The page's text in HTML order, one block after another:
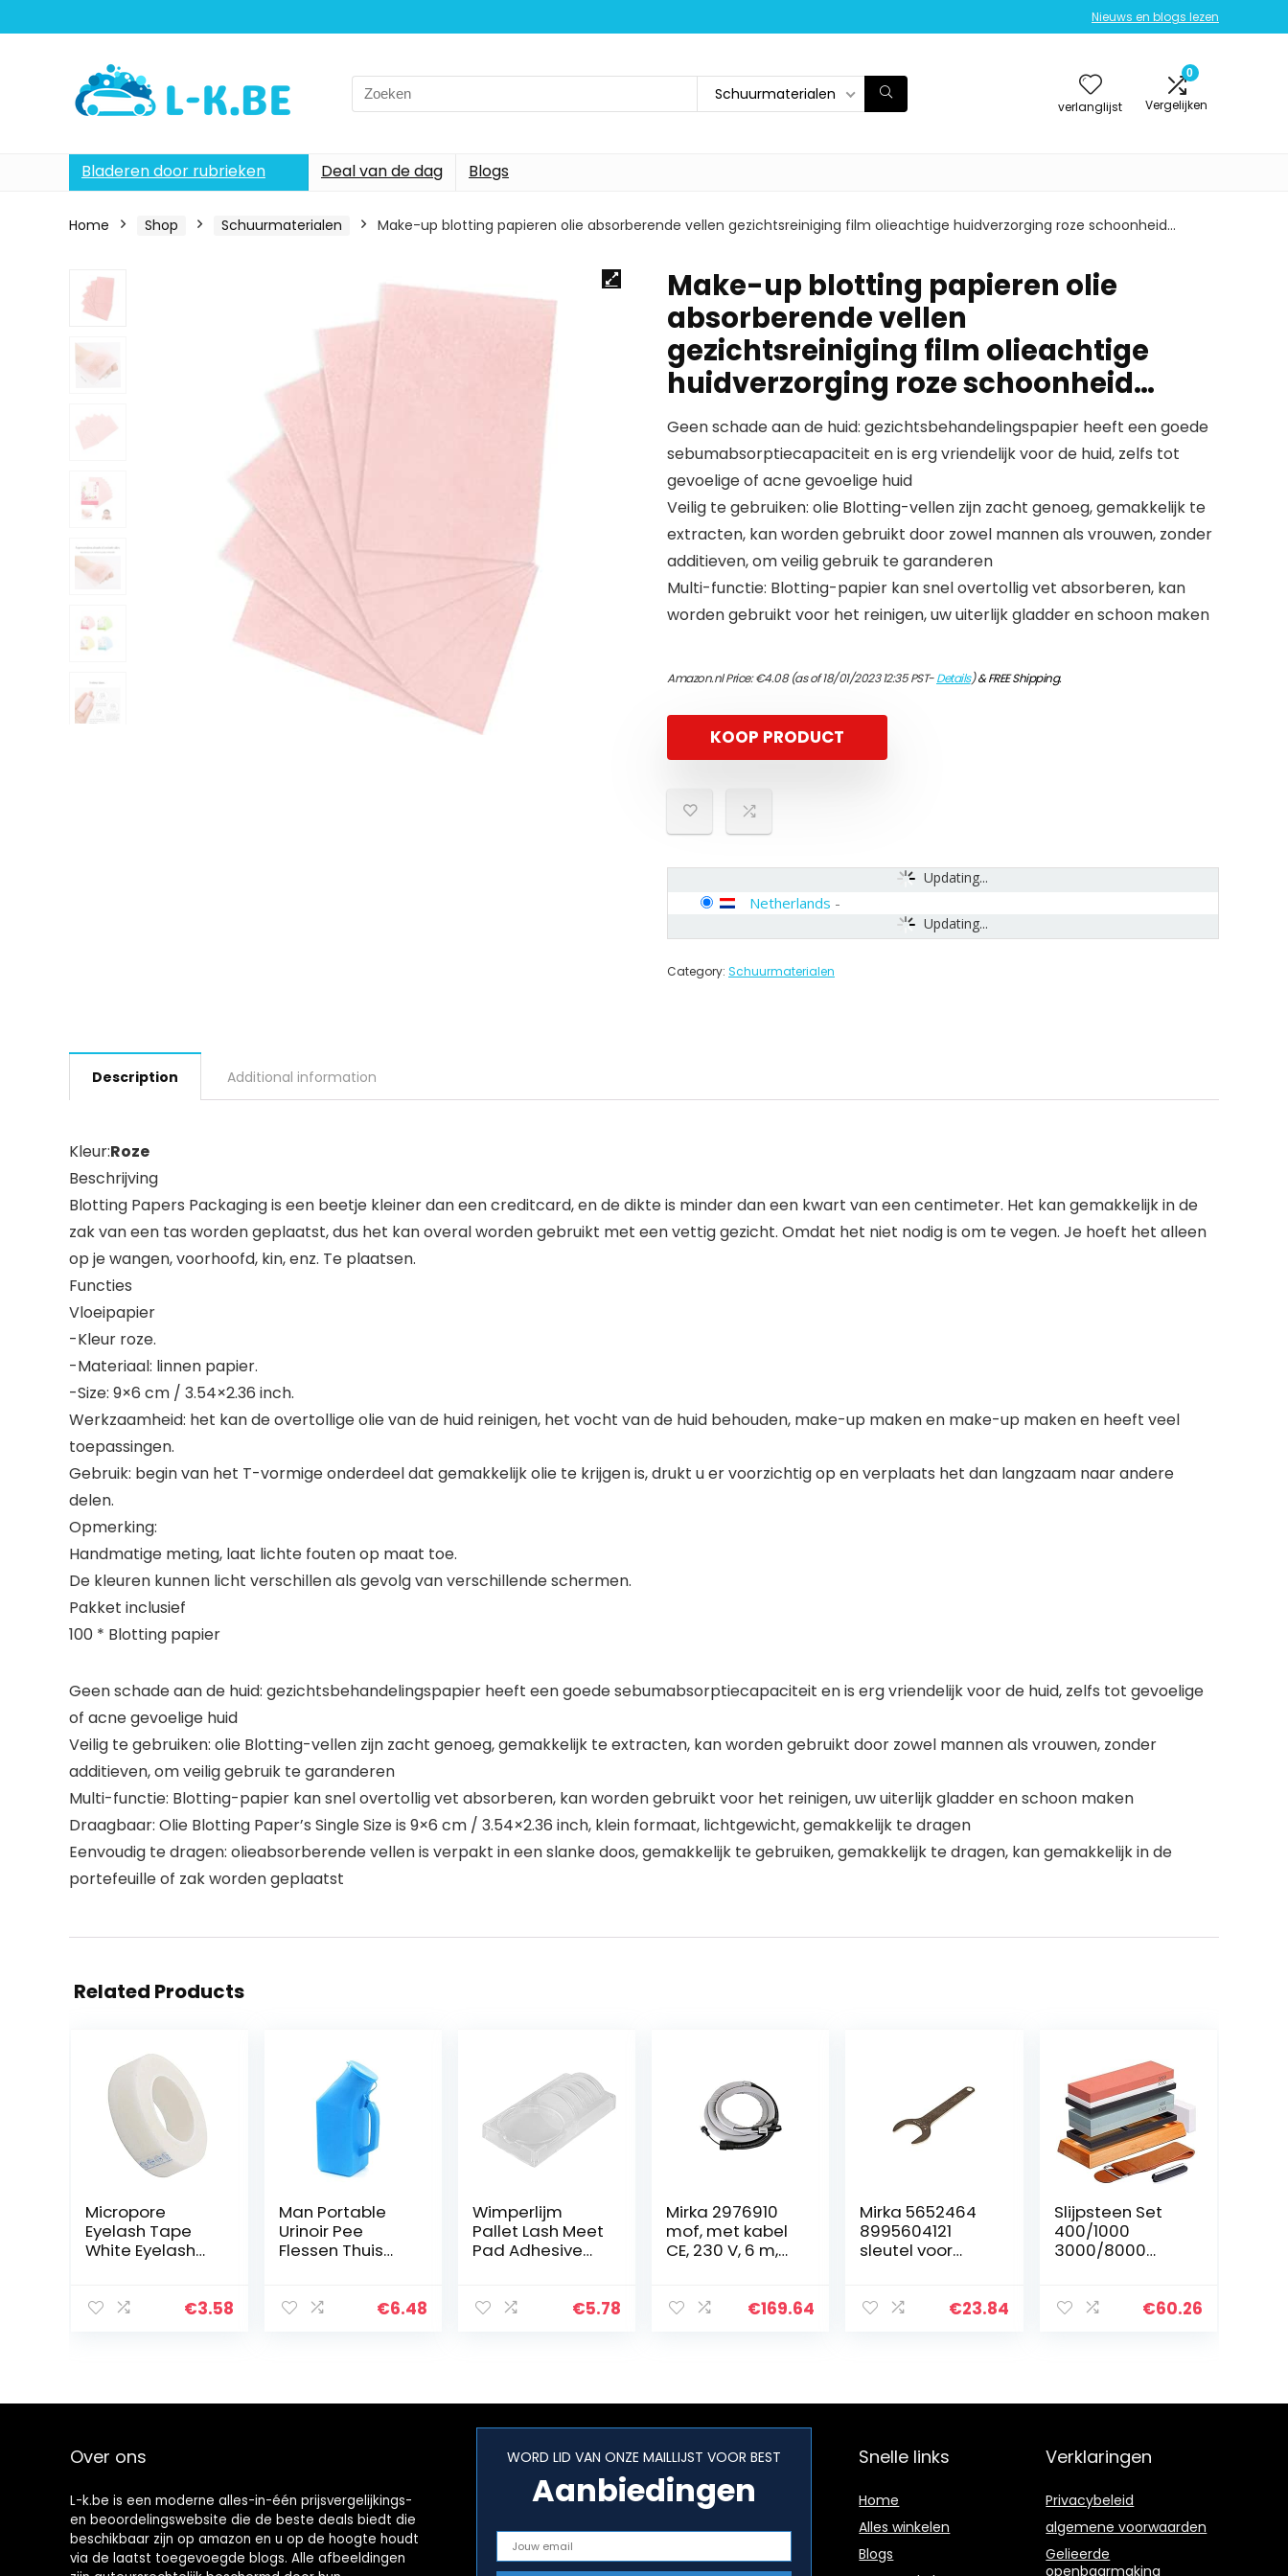
Nieuws en blogs lezen
Search
for:
Schuurmaterialen
verlanglijst
0
Vergelijken
Bladeren door rubrieken Deal van de dag Blogs
Home Shop Schuurmaterialen Make-up blotting papieren olie absorberende vellen gezichtsreiniging film olieachtige huidverzorging roze schoonheid…
Make-up blotting papieren olie
absorberende vellen
gezichtsreiniging film olieachtige
huidverzorging roze schoonheid…
Geen schade aan de huid: gezichtsbehandelingspapier heeft een goede
sebumabsorptiecapaciteit en is erg vriendelijk voor de huid, zelfs tot
gevoelige of acne gevoelige huid
Veilig te gebruiken: olie Blotting-vellen zijn zacht genoeg, gemakkelijk te
extracten, kan worden gebruikt door zowel mannen als vrouwen, zonder
additieven, om veilig gebruik te garanderen
Multi-functie: Blotting-papier kan snel overtollig vet absorberen, kan
worden gebruikt voor het reinigen, uw uiterlijk gladder en schoon maken
Amazon.nl Price:€4.08(as of 18/01/2023 12:35 PST-Details)&FREE Shipping.
KOOP PRODUCT
Updating...
Updating...
Netherlands -
Category: Schuurmaterialen
Description Additional information
Kleur:Roze
Beschrijving
Blotting Papers Packaging is een beetje kleiner dan een creditcard, en de dikte is minder dan een kwart van een centimeter. Het kan gemakkelijk in de
zak van een tas worden geplaatst, dus het kan overal worden gebruikt met een vettig gezicht. Omdat het niet nodig is om te vegen. Je hoeft het alleen
op je wangen, voorhoofd, kin, enz. Te plaatsen.
Functies
Vloeipapier
-Kleur roze.
-Materiaal: linnen papier.
-Size: 9×6 cm / 3.54×2.36 inch.
Werkzaamheid: het kan de overtollige olie van de huid reinigen, het vocht van de huid behouden, make-up maken en make-up maken en heeft veel
toepassingen.
Gebruik: begin van het T-vormige onderdeel dat gemakkelijk olie te krijgen is, drukt u er voorzichtig op en verplaats het dan langzaam naar andere
delen.
Opmerking:
Handmatige meting, laat lichte fouten op maat toe.
De kleuren kunnen licht verschillen als gevolg van verschillende schermen.
Pakket inclusief
100 * Blotting papier
Geen schade aan de huid: gezichtsbehandelingspapier heeft een goede sebumabsorptiecapaciteit en is erg vriendelijk voor de huid, zelfs tot gevoelige
of acne gevoelige huid
Veilig te gebruiken: olie Blotting-vellen zijn zacht genoeg, gemakkelijk te extracten, kan worden gebruikt door zowel mannen als vrouwen, zonder
additieven, om veilig gebruik te garanderen
Multi-functie: Blotting-papier kan snel overtollig vet absorberen, kan worden gebruikt voor het reinigen, uw uiterlijk gladder en schoon maken
Draagbaar: Olie Blotting Paper’s Single Size is 9×6 cm / 3.54×2.36 inch, klein formaat, lichtgewicht, gemakkelijk te dragen
Eenvoudig te dragen: olieabsorberende vellen is verpakt in een slanke doos, gemakkelijk te gebruiken, gemakkelijk te dragen, kan gemakkelijk in de
portefeuille of zak worden geplaatst
Related Products
Micropore
Eyelash Tape
White Eyelash
Eyelash
voor…
€3.58
Man Portable
Urinoir Pee
Flessen Thuis
met Deksel voor
€6.48
Wimperlijm
Pallet Lash Meet
Pad Adhesive
Extension Tool,
€5.78
Mirka 2976910
mof, met kabel
CE, 230 V, 6 m,
€169.64
Mirka 5652464
8995604121
sleutel voor
mm
€23.84
Slijpsteen Set
400/1000
3000/8000
Base, Abrasive
€60.26
Over ons
L-k.be is een moderne alles-in-één prijsvergelijkings-
en beoordelingswebsite die de beste deals biedt die
beschikbaar zijn op amazon en u op de hoogte houdt
via de laatst toegevoegde blogs. Alle afbeeldingen
WORD LID VAN ONZE MAILLIJST VOOR BEST
Aanbiedingen
Snelle links
Home
Alles winkelen
Blogs
Verklaringen
Privacybeleid
algemene voorwaarden
Gelieerde
openbaarmaking